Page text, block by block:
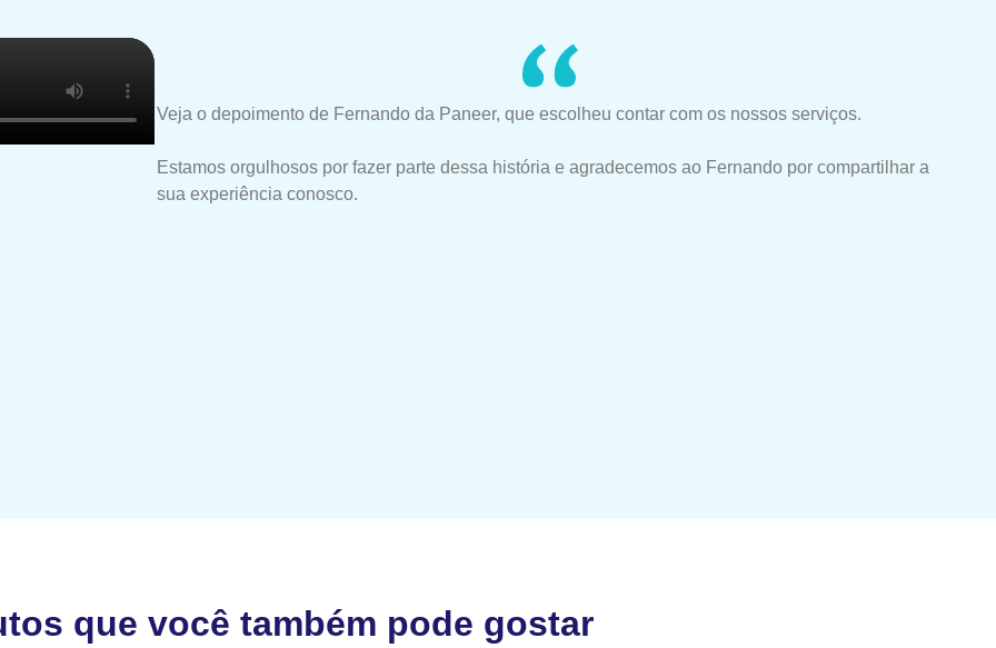
Veja o depoimento de Fernando da Paneer, que escolheu contar com os nossos serviços.
Estamos orgulhosos por fazer parte dessa história e agradecemos ao Fernando por compartilhar a
sua experiência conosco.
que você também pode gostar